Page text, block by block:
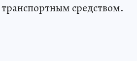
транспортным средством.